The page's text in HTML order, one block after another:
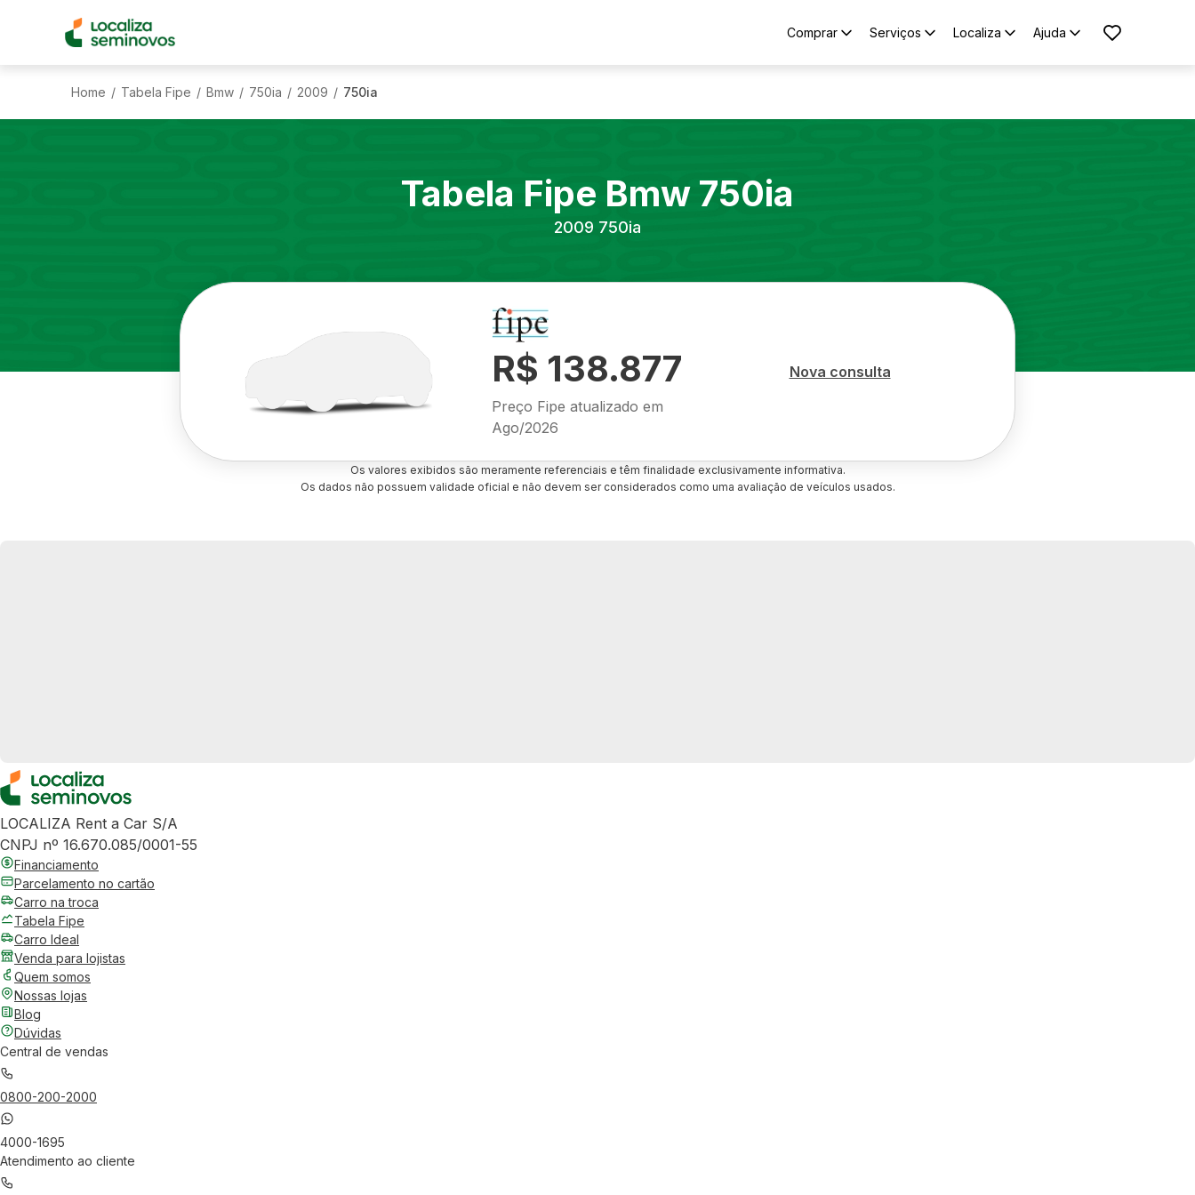
Comprar Serviços Localiza Ajuda
Home / Tabela Fipe / Bmw / 750ia / 2009 / 750ia
Tabela Fipe Bmw 750ia
2009 750ia
R$ 138.877
Preço Fipe atualizado em
Ago/2026
Nova consulta
Os valores exibidos são meramente referenciais e têm finalidade exclusivamente informativa.
Os dados não possuem validade oficial e não devem ser considerados como uma avaliação de veículos usados.
LOCALIZA Rent a Car S/A
CNPJ nº 16.670.085/0001-55
Financiamento
Parcelamento no cartão
Carro na troca
Tabela Fipe
Carro Ideal
Venda para lojistas
Quem somos
Nossas lojas
Blog
Dúvidas
Central de vendas
0800-200-2000
4000-1695
Atendimento ao cliente